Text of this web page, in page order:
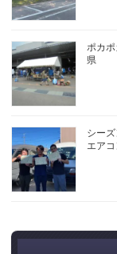
ポカ
県
シー
エア